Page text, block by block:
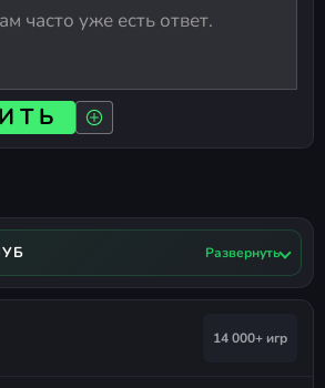
Развернуть
14 000+ игр